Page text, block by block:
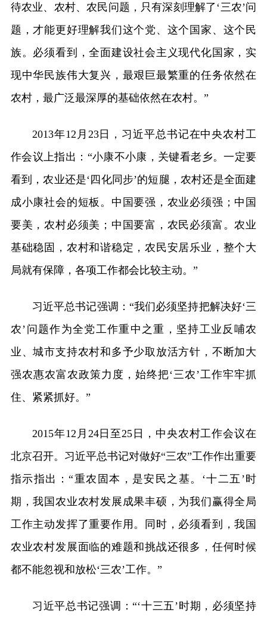
待农业、农村、农民问题，只有深刻理解了‘三农’问
题，才能更好理解我们这个党、这个国家、这个民
族。必须看到，全面建设社会主义现代化国家，实
现中华民族伟大复兴，最艰巨最繁重的任务依然在
农村，最广泛最深厚的基础依然在农村。”
2013年12月23日，习近平总书记在中央农村工
作会议上指出：“小康不小康，关键看老乡。一定要
看到，农业还是‘四化同步’的短腿，农村还是全面建
成小康社会的短板。中国要强，农业必须强；中国
要美，农村必须美；中国要富，农民必须富。农业
基础稳固，农村和谐稳定，农民安居乐业，整个大
局就有保障，各项工作都会比较主动。”
习近平总书记强调：“我们必须坚持把解决好‘三
农’问题作为全党工作重中之重，坚持工业反哺农
业、城市支持农村和多予少取放活方针，不断加大
强农惠农富农政策力度，始终把‘三农’工作牢牢抓
住、紧紧抓好。”
2015年12月24日至25日，中央农村工作会议在
北京召开。习近平总书记对做好“三农”工作作出重要
指示指出：“重农固本，是安民之基。‘十二五’时
期，我国农业农村发展成果丰硕，为我们赢得全局
工作主动发挥了重要作用。同时，必须看到，我国
农业农村发展面临的难题和挑战还很多，任何时候
都不能忽视和放松‘三农’工作。”
习近平总书记强调：“‘十三五’时期，必须坚持